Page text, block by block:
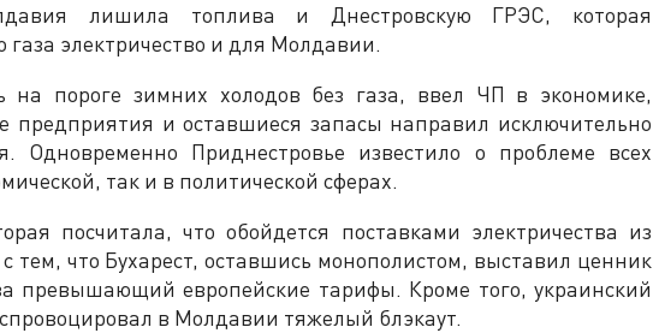
лишила топлива и Днестровскую ГРЭС, которая
газа электричество и для Молдавии.
на пороге зимних холодов без газа, ввел ЧП в экономике,
предприятия и оставшиеся запасы направил исключительно
Одновременно Приднестровье известило о проблеме всех
так и в политической сферах.
посчитала, что обойдется поставками электричества из
тем, что Бухарест, оставшись монополистом, выставил ценник
превышающий европейские тарифы. Кроме того, украинский
в Молдавии тяжелый блэкаут.